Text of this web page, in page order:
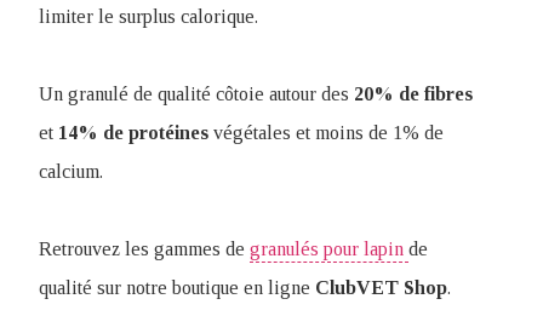
limiter le surplus calorique.
Un granulé de qualité côtoie autour des 20% de fibres
et 14% de protéines végétales et moins de 1% de
calcium.
Retrouvez les gammes de granulés pour lapin de
qualité sur notre boutique en ligne ClubVET Shop.